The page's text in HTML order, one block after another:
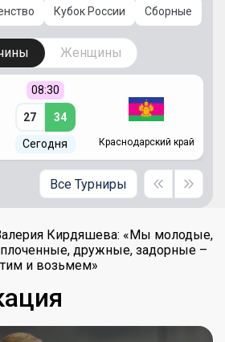
Кубок России Сборные
Женщины
08:30
27 34
Сегодня Краснодарский край
Все Турниры
Кирдяшева: «Мы молодые,
дружные, задорные –
и возьмем»